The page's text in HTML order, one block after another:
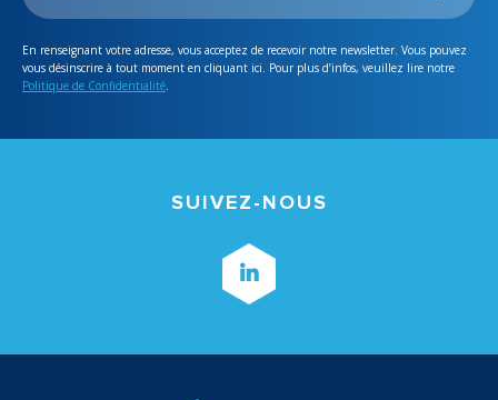
En renseignant votre adresse, vous acceptez de recevoir notre newsletter. Vous pouvez
vous désinscrire à tout moment en cliquant ici. Pour plus d’infos, veuillez lire notre
Politique de Confidentialité
SUIVEZ-NOUS